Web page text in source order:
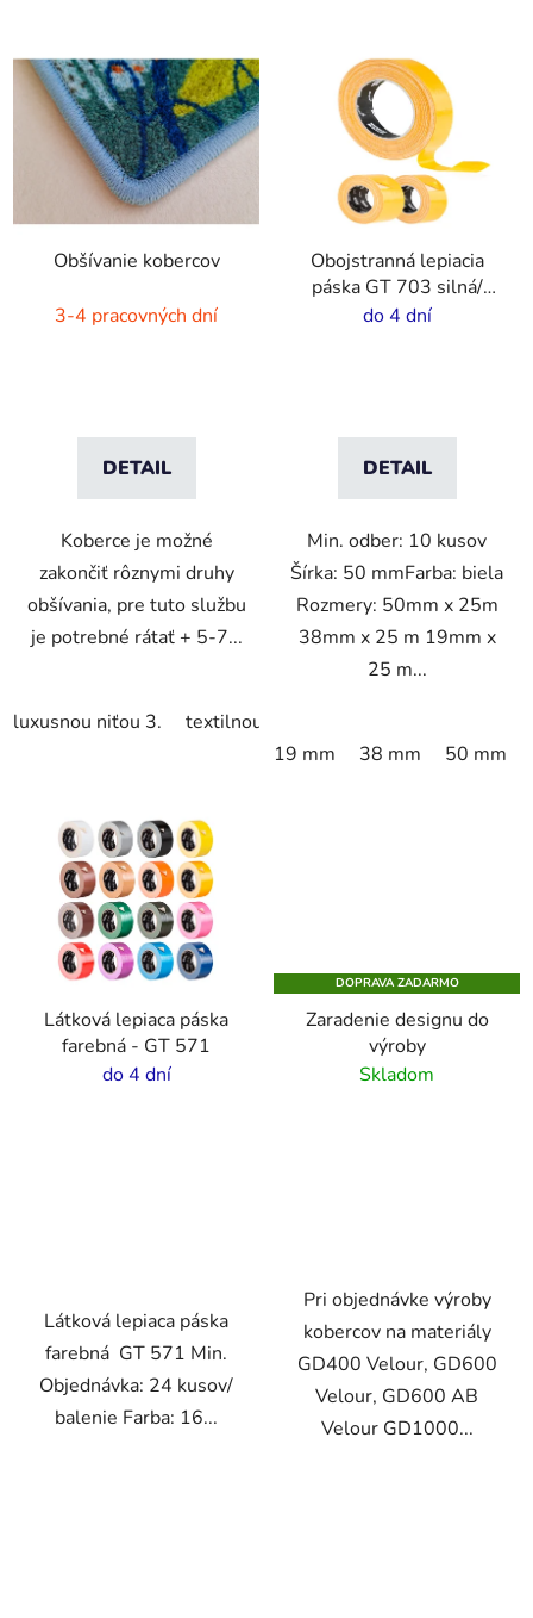
Obšívanie kobercov
3-4 pracovných dní
DETAIL
Koberce je možné
zakončiť rôznymi druhy
obšívania, pre tuto službu
je potrebné rátať + 5-7...
luxusnou niťou 3. textilnou páskou 4.
Obojstranná lepiacia
páska GT 703 silná/
tenká
do 4 dní
DETAIL
Min. odber: 10 kusov
Šírka: 50 mmFarba: biela
Rozmery: 50mm x 25m
38mm x 25 m 19mm x
25 m...
19 mm 38 mm 50 mm
Látková lepiaca páska
farebná - GT 571
do 4 dní
Látková lepiaca páska
farebná GT 571 Min.
Objednávka: 24 kusov/
balenie Farba: 16...
DOPRAVA ZADARMO
Zaradenie designu do
výroby
Skladom
Pri objednávke výroby
kobercov na materiály
GD400 Velour, GD600
Velour, GD600 AB
Velour GD1000...